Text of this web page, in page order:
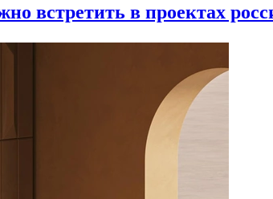
встретить в проектах